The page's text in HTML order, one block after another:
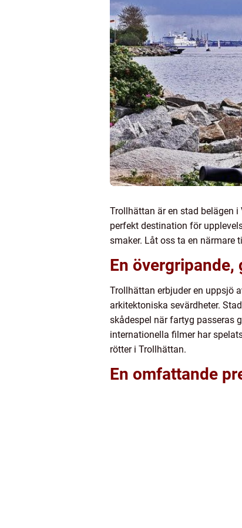
Trollhättan är en stad belägen i
perfekt destination för
smaker. Låt oss ta en närmare
En övergripande,
Trollhättan erbjuder en uppsjö
arkitektoniska sevärdheter.
skådespel när fartyg passeras
internationella filmer har
rötter i Trollhättan.
En omfattande